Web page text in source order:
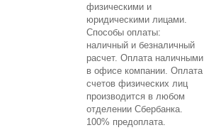
физическими и
юридическими лицами.
Способы оплаты:
наличный и безналичный
расчет. Оплата наличными
в офисе компании. Оплата
счетов физических лиц
производится в любом
отделении Сбербанка.
100% предоплата.